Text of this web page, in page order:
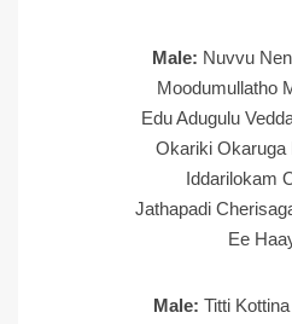
Male: Nuvvu
Moodumullatho
Edu Adugulu
Okariki Okaruga
Iddarilokam
Jathapadi
Ee
Male: Titti